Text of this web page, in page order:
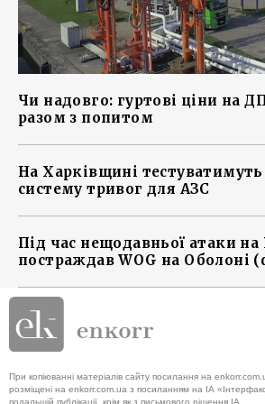
Чи надовго: гуртові ціни на
разом з попитом
На Харківщині
систему тривог для АЗС
Під час нещодавньої атаки на
постраждав WOG на Оболоні
При копіюванні матеріалів сайту посилання на
розміщені на enkorr.com.ua з посиланням на ІА
подальшій публікації, крім як з письмового рішення ІА.